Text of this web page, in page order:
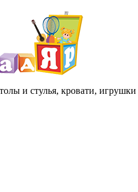
и стулья, кровати,